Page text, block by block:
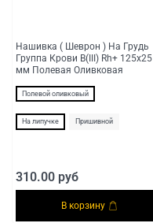
Нашивка ( Шеврон ) На Грудь
Группа Крови B(III) Rh+ 125х25
мм Полевая Оливковая
Полевой оливковый
На липучке Пришивной
310.00 руб
В корзину